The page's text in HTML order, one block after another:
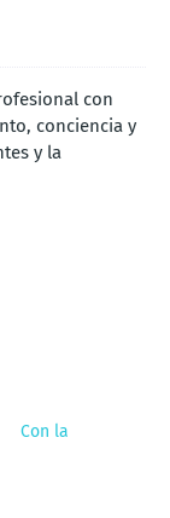
con
conciencia y
y la
Con la